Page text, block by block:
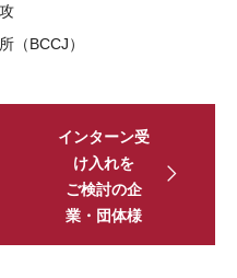
ログラム
（BCCJ）
インターン受
け入れを
ご検討の企
業・団体様